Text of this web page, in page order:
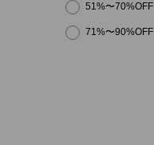
51%〜70%OFF
71%〜90%OFF